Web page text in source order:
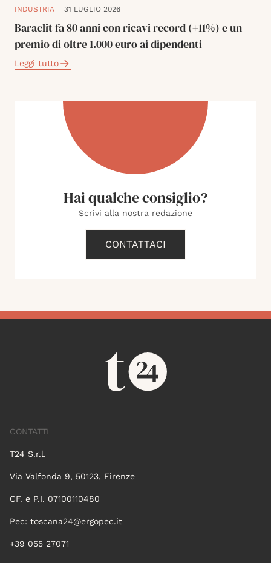
INDUSTRIA 31 LUGLIO 2026
Baraclit fa 80 anni con ricavi record (+11%) e un
premio di oltre 1.000 euro ai dipendenti
Leggi tutto
Hai qualche consiglio?
Scrivi alla nostra redazione
CONTATTACI
CONTATTI
T24 S.r.l.
Via Valfonda 9, 50123, Firenze
CF. e P.I. 07100110480
Pec: toscana24@ergopec.it
+39 055 27071